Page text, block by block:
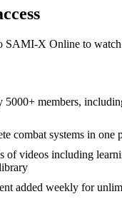
SAMI-X Online to watch
5000+ members,
combat systems in one
of videos including
added weekly for